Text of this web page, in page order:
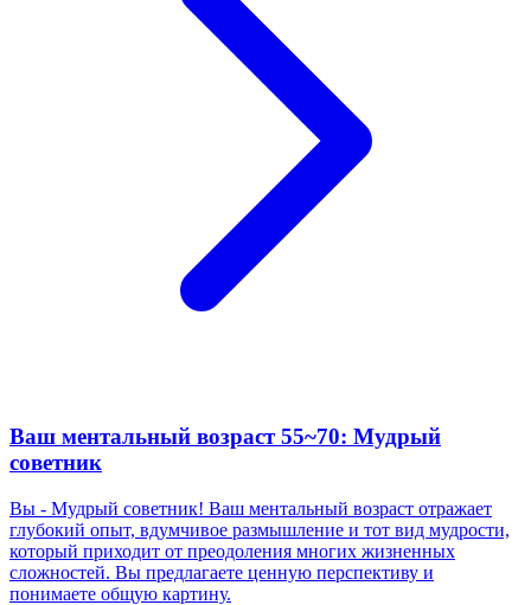
Ваш ментальный возраст 55~70: Мудрый
советник
Вы - Мудрый советник! Ваш ментальный возраст отражает
глубокий опыт, вдумчивое размышление и тот вид мудрости,
который приходит от преодоления многих жизненных
сложностей. Вы предлагаете ценную перспективу и
понимаете общую картину.